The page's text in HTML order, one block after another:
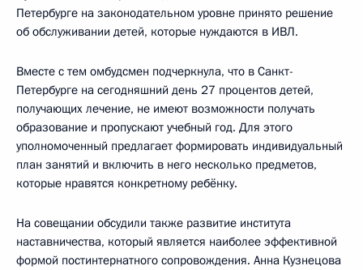
Петербурге на законодательном уровне принято решение
об обслуживании детей, которые нуждаются в ИВЛ.
Вместе с тем омбудсмен подчеркнула, что в Санкт-
Петербурге на сегодняшний день 27 процентов детей,
получающих лечение, не имеют возможности получать
образование и пропускают учебный год. Для этого
уполномоченный предлагает формировать индивидуальный
план занятий и включить в него несколько предметов,
которые нравятся конкретному ребёнку.
На совещании обсудили также развитие института
наставничества, который является наиболее эффективной
формой постинтернатного сопровождения. Анна Кузнецова